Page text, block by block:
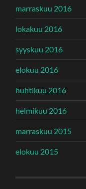
marraskuu 2016
lokakuu 2016
syyskuu 2016
elokuu 2016
huhtikuu 2016
helmikuu 2016
marraskuu 2015
elokuu 2015